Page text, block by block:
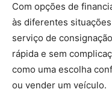
Com opções de
às diferentes
serviço de
rápida e sem
como uma escolha
ou vender um veículo.